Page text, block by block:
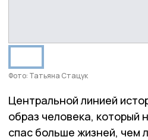
Фото: Татьяна Стацук
Центральной линией
образ человека, который
спас больше жизней, чем